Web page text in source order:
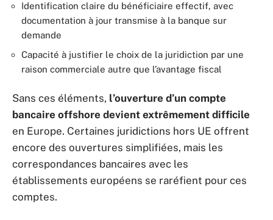
Identification claire du bénéficiaire effectif, avec
documentation à jour transmise à la banque sur
demande
Capacité à justifier le choix de la juridiction par une
raison commerciale autre que l’avantage fiscal
Sans ces éléments, l’ouverture d’un compte
bancaire offshore devient extrêmement difficile
en Europe. Certaines juridictions hors UE offrent
encore des ouvertures simplifiées, mais les
correspondances bancaires avec les
établissements européens se raréfient pour ces
comptes.